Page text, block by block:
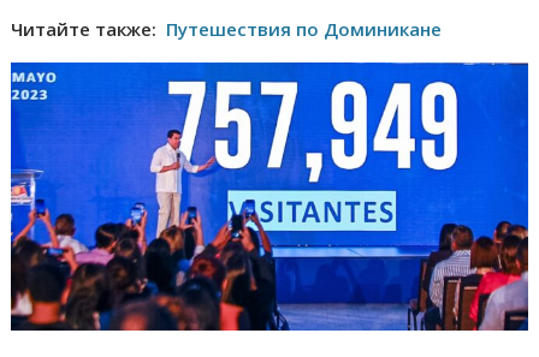
Читайте также: Путешествия по Доминикане